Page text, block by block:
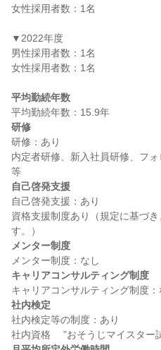
女性採用者数：1名
▼2022年度
男性採用者数：1名
女性採用者数：1名
平均勤続年数
研修
研修：あり
内定者研修、新入社員研修、フ
自己啓発支援
自己啓発支援：あり
資格支援制度あり（規定に基づ
メンター制度
キャリアコンサルティング制度
社内検定
社内検定等の制度：あり